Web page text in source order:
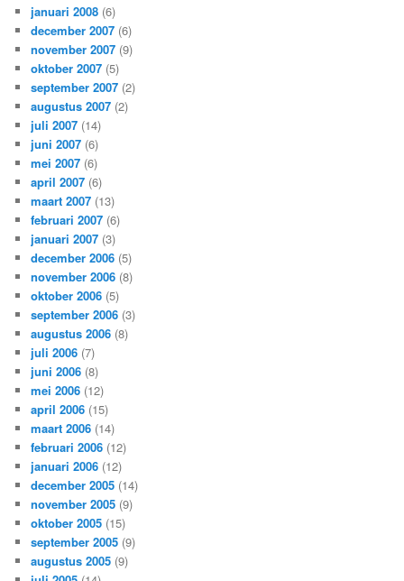
januari 2008 (6)
december 2007 (6)
november 2007 (9)
oktober 2007 (5)
september 2007 (2)
augustus 2007 (2)
juli 2007 (14)
juni 2007 (6)
mei 2007 (6)
april 2007 (6)
maart 2007 (13)
februari 2007 (6)
januari 2007 (3)
december 2006 (5)
november 2006 (8)
oktober 2006 (5)
september 2006 (3)
augustus 2006 (8)
juli 2006 (7)
juni 2006 (8)
mei 2006 (12)
april 2006 (15)
maart 2006 (14)
februari 2006 (12)
januari 2006 (12)
december 2005 (14)
november 2005 (9)
oktober 2005 (15)
september 2005 (9)
augustus 2005 (9)